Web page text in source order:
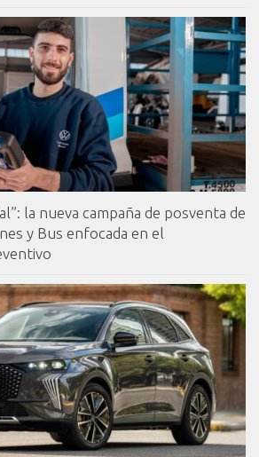
la nueva campaña de posventa de
y Bus enfocada en el